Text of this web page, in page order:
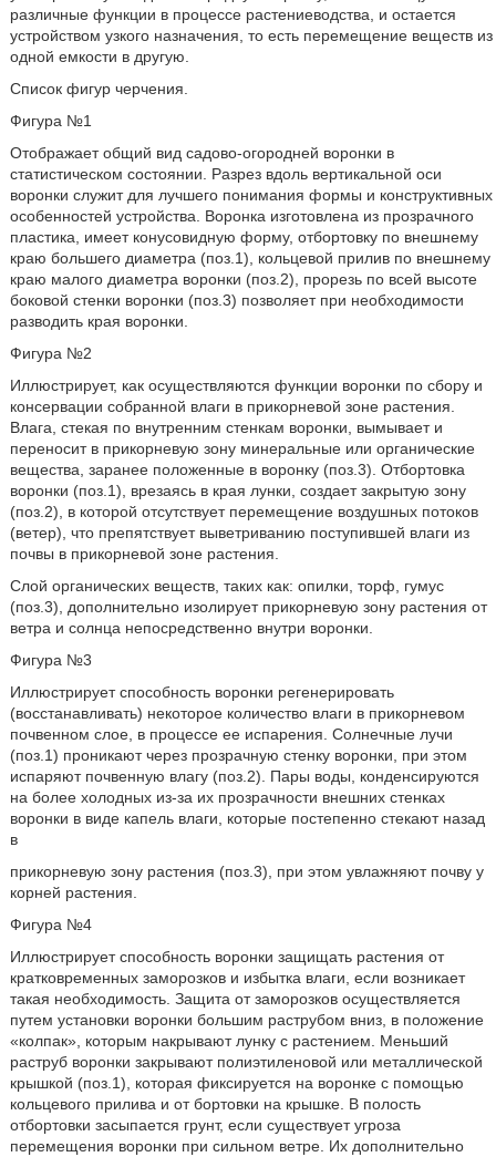
различные функции в процессе растениеводства, и остается
устройством узкого назначения, то есть перемещение веществ из
одной емкости в другую.
Список фигур черчения.
Фигура №1
Отображает общий вид садово-огородней воронки в
статистическом состоянии. Разрез вдоль вертикальной оси
воронки служит для лучшего понимания формы и конструктивных
особенностей устройства. Воронка изготовлена из прозрачного
пластика, имеет конусовидную форму, отбортовку по внешнему
краю большего диаметра (поз.1), кольцевой прилив по внешнему
краю малого диаметра воронки (поз.2), прорезь по всей высоте
боковой стенки воронки (поз.3) позволяет при необходимости
разводить края воронки.
Фигура №2
Иллюстрирует, как осуществляются функции воронки по сбору и
консервации собранной влаги в прикорневой зоне растения.
Влага, стекая по внутренним стенкам воронки, вымывает и
переносит в прикорневую зону минеральные или органические
вещества, заранее положенные в воронку (поз.3). Отбортовка
воронки (поз.1), врезаясь в края лунки, создает закрытую зону
(поз.2), в которой отсутствует перемещение воздушных потоков
(ветер), что препятствует выветриванию поступившей влаги из
почвы в прикорневой зоне растения.
Слой органических веществ, таких как: опилки, торф, гумус
(поз.3), дополнительно изолирует прикорневую зону растения от
ветра и солнца непосредственно внутри воронки.
Фигура №3
Иллюстрирует способность воронки регенерировать
(восстанавливать) некоторое количество влаги в прикорневом
почвенном слое, в процессе ее испарения. Солнечные лучи
(поз.1) проникают через прозрачную стенку воронки, при этом
испаряют почвенную влагу (поз.2). Пары воды, конденсируются
на более холодных из-за их прозрачности внешних стенках
воронки в виде капель влаги, которые постепенно стекают назад
в
прикорневую зону растения (поз.3), при этом увлажняют почву у
корней растения.
Фигура №4
Иллюстрирует способность воронки защищать растения от
кратковременных заморозков и избытка влаги, если возникает
такая необходимость. Защита от заморозков осуществляется
путем установки воронки большим раструбом вниз, в положение
«колпак», которым накрывают лунку с растением. Меньший
раструб воронки закрывают полиэтиленовой или металлической
крышкой (поз.1), которая фиксируется на воронке с помощью
кольцевого прилива и от бортовки на крышке. В полость
отбортовки засыпается грунт, если существует угроза
перемещения воронки при сильном ветре. Их дополнительно